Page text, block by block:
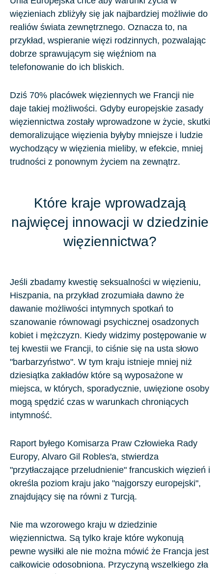
więzieniach zbliżyły się jak najbardziej możliwie do
realiów świata zewnętrznego. Oznacza to, na
przykład, wspieranie więzi rodzinnych, pozwalając
dobrze sprawującym się więźniom na
telefonowanie do ich bliskich.
Dziś 70% placówek więziennych we Francji nie
daje takiej możliwości. Gdyby europejskie zasady
więziennictwa zostały wprowadzone w życie, skutki
demoralizujące więzienia byłyby mniejsze i ludzie
wychodzący w więzienia mieliby, w efekcie, mniej
trudności z ponownym życiem na zewnątrz.
Które kraje wprowadzają
najwięcej innowacji w dziedzinie
więziennictwa?
Jeśli zbadamy kwestię seksualności w więzieniu,
Hiszpania, na przykład zrozumiała dawno że
dawanie możliwości intymnych spotkań to
szanowanie równowagi psychicznej osadzonych
kobiet i mężczyzn. Kiedy widzimy postępowanie w
tej kwestii we Francji, to ciśnie się na usta słowo
"barbarzyństwo". W tym kraju istnieje mniej niż
dziesiątka zakładów które są wyposażone w
miejsca, w których, sporadycznie, uwięzione osoby
mogą spędzić czas w warunkach chroniących
intymność.
Raport byłego Komisarza Praw Człowieka Rady
Europy, Alvaro Gil Robles'a, stwierdza
"przytłaczające przeludnienie" francuskich więzień i
określa poziom kraju jako "najgorszy europejski",
znajdujący się na równi z Turcją.
Nie ma wzorowego kraju w dziedzinie
więziennictwa. Są tylko kraje które wykonują
pewne wysiłki ale nie można mówić że Francja jest
całkowicie odosobniona. Przyczyną wszelkiego zła